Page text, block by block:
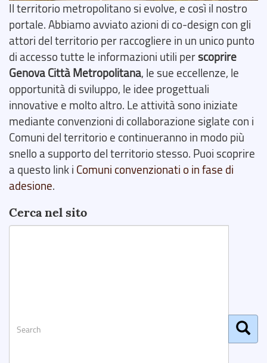
Il territorio metropolitano si evolve, e così il nostro
portale. Abbiamo avviato azioni di co-design con gli
attori del territorio per raccogliere in un unico punto
di accesso tutte le informazioni utili perscoprire
Genova Città Metropolitana, le sue eccellenze, le
opportunità di sviluppo, le idee progettuali
innovative e molto altro. Le attività sono iniziate
mediante convenzioni di collaborazione siglate con i
Comuni del territorio e continueranno in modo più
snello a supporto del territorio stesso. Puoi scoprire
a questo link i Comuni convenzionati o in fase di
adesione.
Cerca nel sito